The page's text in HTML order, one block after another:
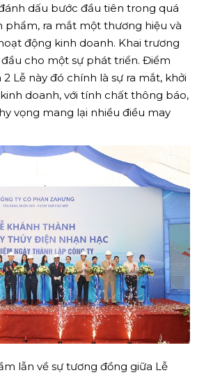
dấu bước đầu tiên trong quá
phẩm, ra mắt một thương hiệu và
động kinh doanh. Khai trương
cho một sự phát triển. Điểm
Lễ này đó chính là sự ra mắt, khởi
doanh, với tính chất thông báo,
vọng mang lại nhiều điều may
lẫn về sự tương đồng giữa Lễ